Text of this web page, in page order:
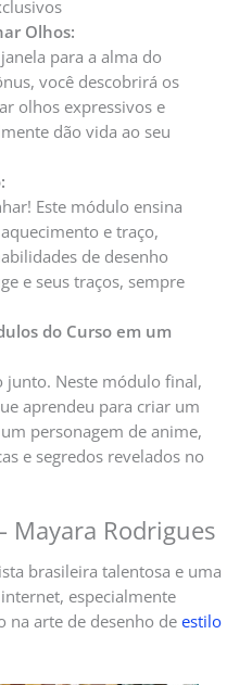
Olhos:
para a alma do
você descobrirá os
olhos expressivos e
dão vida ao seu
Este módulo ensina
e traço,
de desenho
e seus traços, sempre
do Curso em um
junto. Neste módulo final,
aprendeu para criar um
personagem de anime,
e segredos revelados no
Mayara Rodrigues
brasileira talentosa e uma
especialmente
na arte de desenho de estilo